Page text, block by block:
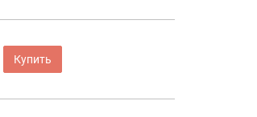
Купить